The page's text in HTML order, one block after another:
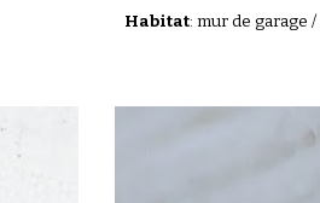
Habitat: mur de garage /